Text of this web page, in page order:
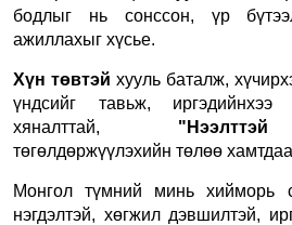
бодлыг нь сонссон, үр
ажиллахыг хүсье.
Хүн төвтэй хууль баталж,
үндсийг тавьж, иргэдийнхээ
хяналттай,
төгөлдөржүүлэхийн төлөө хамтдаа
Монгол түмний минь хийморь
нэгдэлтэй, хөгжил дэвшилтэй,